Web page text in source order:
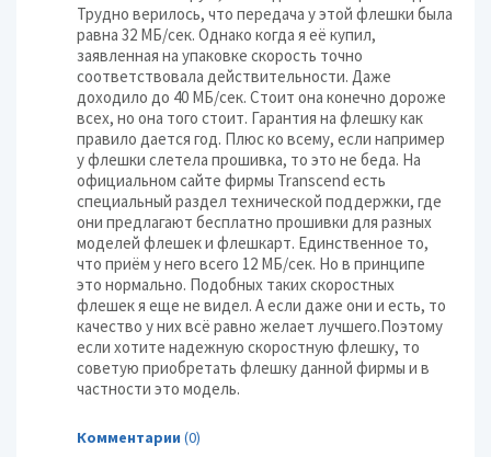
Трудно верилось, что передача у этой флешки была
равна 32 МБ/сек. Однако когда я её купил,
заявленная на упаковке скорость точно
соответствовала действительности. Даже
доходило до 40 МБ/сек. Стоит она конечно дороже
всех, но она того стоит. Гарантия на флешку как
правило дается год. Плюс ко всему, если например
у флешки слетела прошивка, то это не беда. На
официальном сайте фирмы Transcend есть
специальный раздел технической поддержки, где
они предлагают бесплатно прошивки для разных
моделей флешек и флешкарт. Единственное то,
что приём у него всего 12 МБ/сек. Но в принципе
это нормально. Подобных таких скоростных
флешек я еще не видел. А если даже они и есть, то
качество у них всё равно желает лучшего.Поэтому
если хотите надежную скоростную флешку, то
советую приобретать флешку данной фирмы и в
частности это модель.
Комментарии (0)